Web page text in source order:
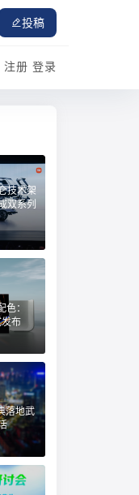
投稿
注册 登录
技术架
双系列
：
布
落地武